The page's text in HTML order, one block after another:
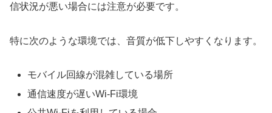
信状況が悪い場合には注意が必要です。
特に次のような環境では、音質が低下しやすくなります。
モバイル回線が混雑している場所
通信速度が遅いWi-Fi環境